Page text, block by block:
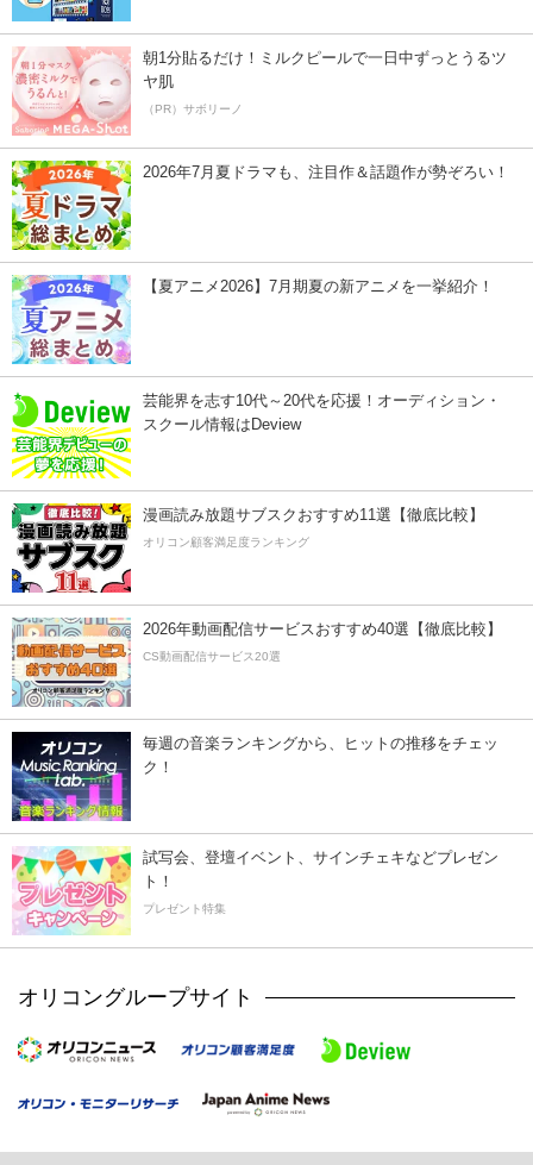
朝1分貼るだけ！ミルクピールで一日中ずっとうるツ
ヤ肌
（PR）サボリーノ
2026年7月夏ドラマも、注目作＆話題作が勢ぞろい！
【夏アニメ2026】7月期夏の新アニメを一挙紹介！
芸能界を志す10代～20代を応援！オーディション・
スクール情報はDeview
漫画読み放題サブスクおすすめ11選【徹底比較】
オリコン顧客満足度ランキング
2026年動画配信サービスおすすめ40選【徹底比較】
CS動画配信サービス20選
毎週の音楽ランキングから、ヒットの推移をチェッ
ク！
試写会、登壇イベント、サインチェキなどプレゼン
ト！
プレゼント特集
オリコングループサイト